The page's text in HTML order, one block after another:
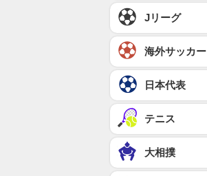
Jリーグ
海外サッカー
日本代表
テニス
大相撲